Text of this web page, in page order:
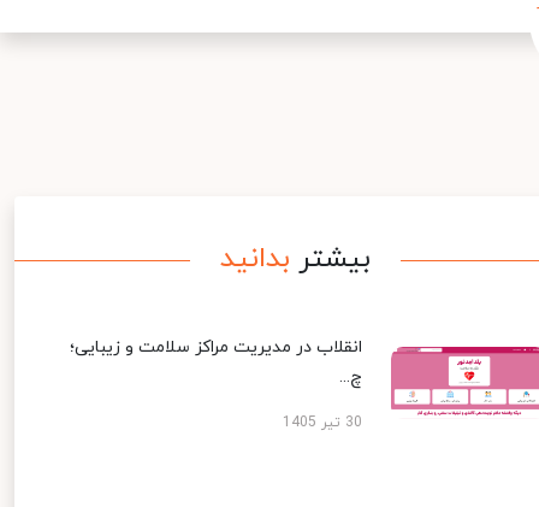
بیشتر بدانید
انقلاب در مدیریت مراکز سلامت و زیبایی؛
چ...
30 تیر 1405